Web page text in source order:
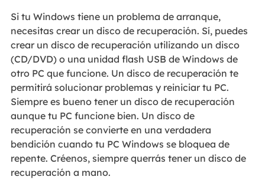
Si tu Windows tiene un problema de arranque,
necesitas crear un disco de recuperación. Sí, puedes
crear un disco de recuperación utilizando un disco
(CD/DVD) o una unidad flash USB de Windows de
otro PC que funcione. Un disco de recuperación te
permitirá solucionar problemas y reiniciar tu PC.
Siempre es bueno tener un disco de recuperación
aunque tu PC funcione bien. Un disco de
recuperación se convierte en una verdadera
bendición cuando tu PC Windows se bloquea de
repente. Créenos, siempre querrás tener un disco de
recuperación a mano.